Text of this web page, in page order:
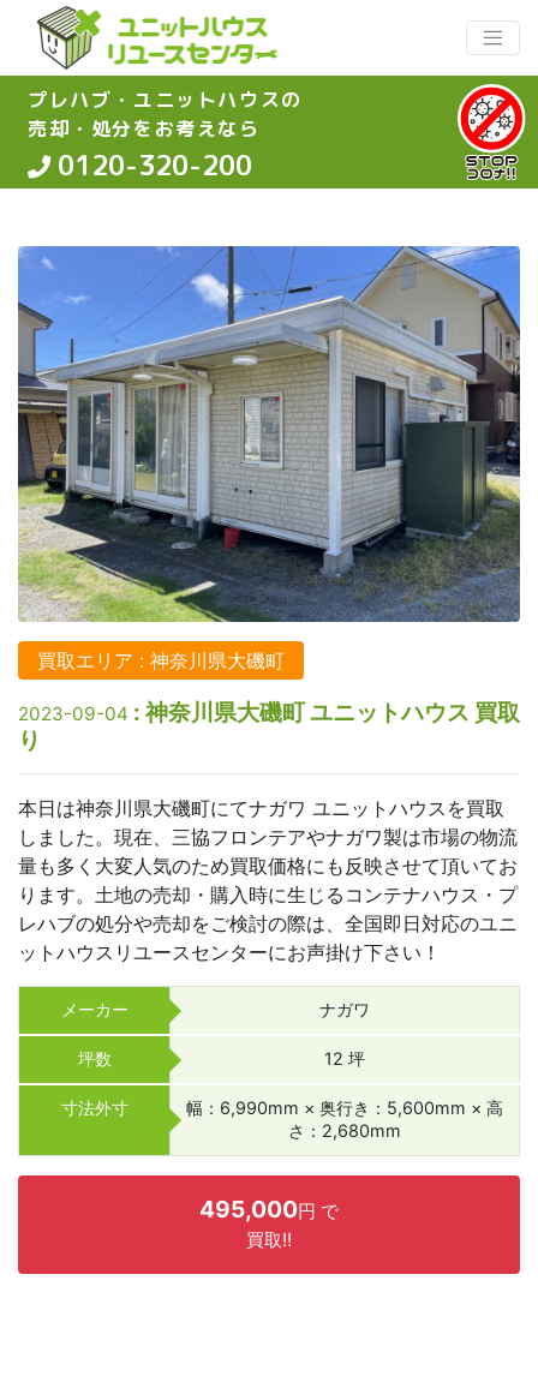
プレハブ・ユニットハウスの
売却・処分をお考えなら
0120-320-200
買取エリア : 神奈川県大磯町
2023-09-04 : 神奈川県大磯町 ユニットハウス 買取
り
本日は神奈川県大磯町にてナガワ ユニットハウスを買取
しました。現在、三協フロンテアやナガワ製は市場の物流
量も多く大変人気のため買取価格にも反映させて頂いてお
ります。土地の売却・購入時に生じるコンテナハウス・プ
レハブの処分や売却をご検討の際は、全国即日対応のユニ
ットハウスリユースセンターにお声掛け下さい！
メーカー ナガワ
坪数 12 坪
寸法外寸
幅：6,990mm × 奥行き：5,600mm × 高
さ：2,680mm
495,000円 で
買取!!